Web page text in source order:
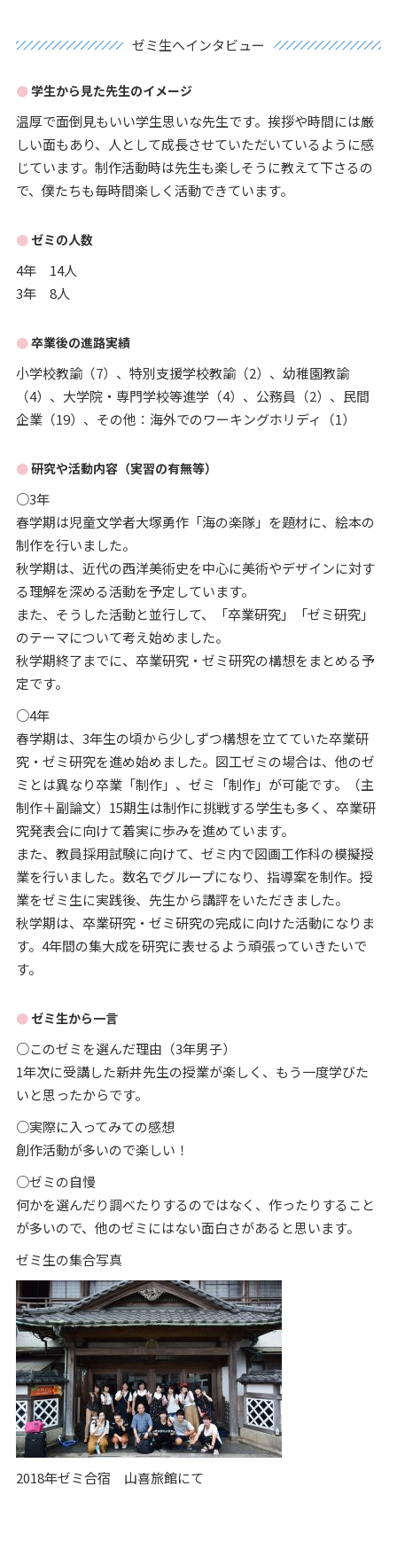
ゼミ生へインタビュー
学生から見た先生のイメージ
温厚で面倒見もいい学生思いな先生です。挨拶や時間には厳
しい面もあり、人として成長させていただいているように感
じています。制作活動時は先生も楽しそうに教えて下さるの
で、僕たちも毎時間楽しく活動できています。
ゼミの人数
4年 14人
3年 8人
卒業後の進路実績
小学校教諭（7）、特別支援学校教諭（2）、幼稚園教諭
（4）、大学院・専門学校等進学（4）、公務員（2）、民間
企業（19）、その他：海外でのワーキングホリディ（1）
研究や活動内容（実習の有無等）
○3年
春学期は児童文学者大塚勇作「海の楽隊」を題材に、絵本の
制作を行いました。
秋学期は、近代の西洋美術史を中心に美術やデザインに対す
る理解を深める活動を予定しています。
また、そうした活動と並行して、「卒業研究」「ゼミ研究」
のテーマについて考え始めました。
秋学期終了までに、卒業研究・ゼミ研究の構想をまとめる予
定です。
○4年
春学期は、3年生の頃から少しずつ構想を立てていた卒業研
究・ゼミ研究を進め始めました。図工ゼミの場合は、他のゼ
ミとは異なり卒業「制作」、ゼミ「制作」が可能です。（主
制作＋副論文）15期生は制作に挑戦する学生も多く、卒業研
究発表会に向けて着実に歩みを進めています。
また、教員採用試験に向けて、ゼミ内で図画工作科の模擬授
業を行いました。数名でグループになり、指導案を制作。授
業をゼミ生に実践後、先生から講評をいただきました。
秋学期は、卒業研究・ゼミ研究の完成に向けた活動になりま
す。4年間の集大成を研究に表せるよう頑張っていきたいで
す。
ゼミ生から一言
○このゼミを選んだ理由（3年男子）
1年次に受講した新井先生の授業が楽しく、もう一度学びた
いと思ったからです。
○実際に入ってみての感想
創作活動が多いので楽しい！
○ゼミの自慢
何かを選んだり調べたりするのではなく、作ったりすること
が多いので、他のゼミにはない面白さがあると思います。
ゼミ生の集合写真
2018年ゼミ合宿 山喜旅館にて